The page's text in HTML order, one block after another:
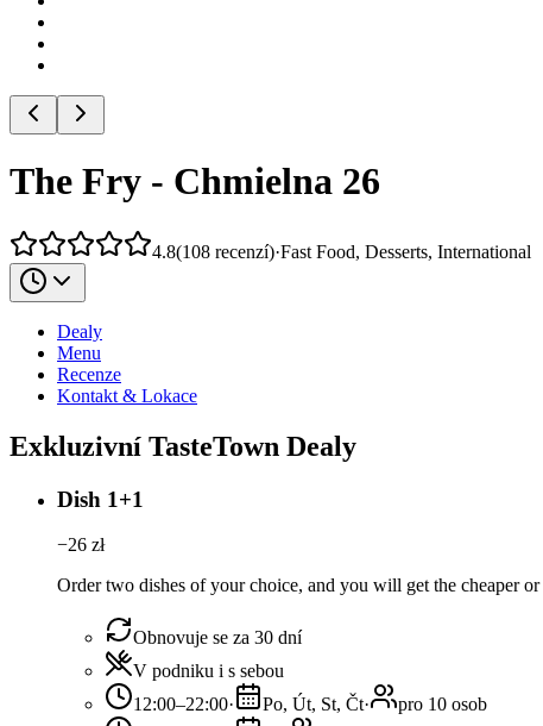
The Fry - Chmielna 26
4.8(108 recenzí)·Fast Food, Desserts, International
Dealy
Menu
Recenze
Kontakt & Lokace
Exkluzivní TasteTown Dealy
Dish 1+1
−26 zł
Order two dishes of your choice, and you will get the cheaper
Obnovuje se za 30 dní
V podniku i s sebou
12:00–22:00· Po, Út, St, Čt·
pro 10 osob